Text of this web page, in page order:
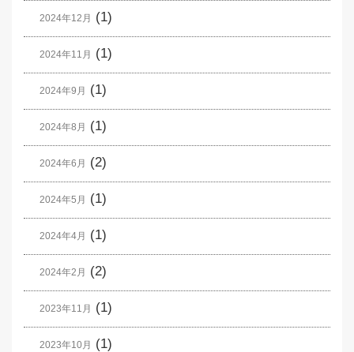
2024年12月 (1)
2024年11月 (1)
2024年9月 (1)
2024年8月 (1)
2024年6月 (2)
2024年5月 (1)
2024年4月 (1)
2024年2月 (2)
2023年11月 (1)
2023年10月 (1)